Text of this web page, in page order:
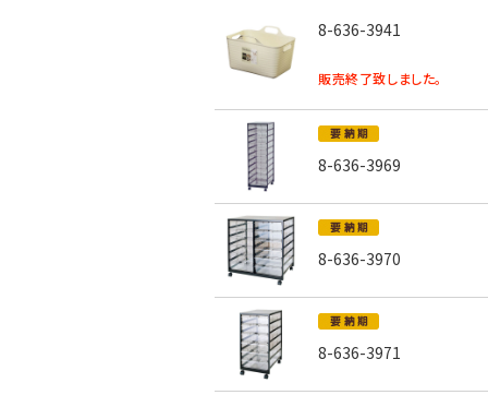
8-636-3941
販売終了致しました。
8-636-3969
8-636-3970
8-636-3971